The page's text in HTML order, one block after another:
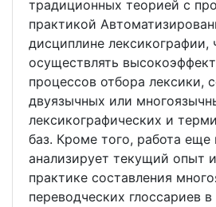
традиционных теорией с
практикой
дисциплине лексикографии,
осуществлять
процессов отбора лексики,
двуязычных или
лексикографических и
баз. Кроме того, работа еще
анализирует текущий опыт
практике составления
переводческих глоссариев в